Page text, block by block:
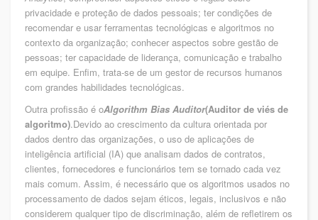
privacidade e proteção de dados pessoais; ter condições de
recomendar e usar ferramentas tecnológicas e algoritmos no
contexto da organização; conhecer aspectos sobre gestão de
pessoas; ter capacidade de liderança, comunicação e trabalho
em equipe. Enfim, trata-se de um gestor de recursos humanos
com grandes habilidades tecnológicas.
Outra profissão é oAlgorithm Bias Auditor(Auditor de viés de
algoritmo).Devido ao crescimento da cultura orientada por
dados dentro das organizações, o uso de aplicações de
inteligência artificial (IA) que analisam dados de contratos,
clientes, fornecedores e funcionários tem se tornado cada vez
mais comum. Assim, é necessário que os algoritmos usados no
processamento de dados sejam éticos, legais, inclusivos e não
considerem qualquer tipo de discriminação, além de refletirem os